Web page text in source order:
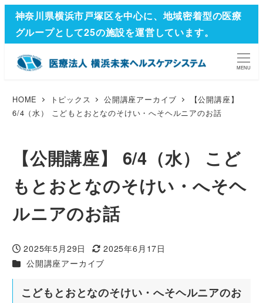
神奈川県横浜市戸塚区を中心に、地域密着型の医療
グループとして25の施設を運営しています。
MENU
HOME トピックス 公開講座アーカイブ
【公開講座】
6/4（水） こどもとおとなのそけい・へそヘルニアのお話
【公開講座】 6/4（水） こど
もとおとなのそけい・へそヘ
ルニアのお話
投稿日
2025年5月29日
更新日
2025年6月17日
カテゴリー
公開講座アーカイブ
こどもとおとなのそけい・へそヘルニアのお